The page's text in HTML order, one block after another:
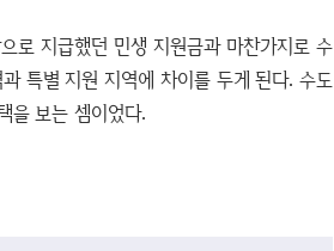
로 지급했던 민생 지원금과 마찬가지로 수
특별 지원 지역에 차이를 두게 된다. 수도
을 보는 셈이었다.